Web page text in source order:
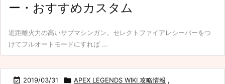
ー・おすすめカスタム
近距離火力の高いサブマシンガン。セレクトファイアレシーバーをつ
けてフルオートモードにすれば ...
 2019/03/31  APEX LEGENDS WIKI 攻略情報 ,